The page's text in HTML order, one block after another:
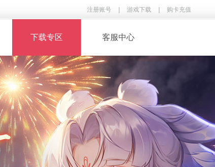
注册账号 游戏下载 购卡充值
客服中心
下载专区
· 录像下载
· 游戏音乐
· 玩家翻唱